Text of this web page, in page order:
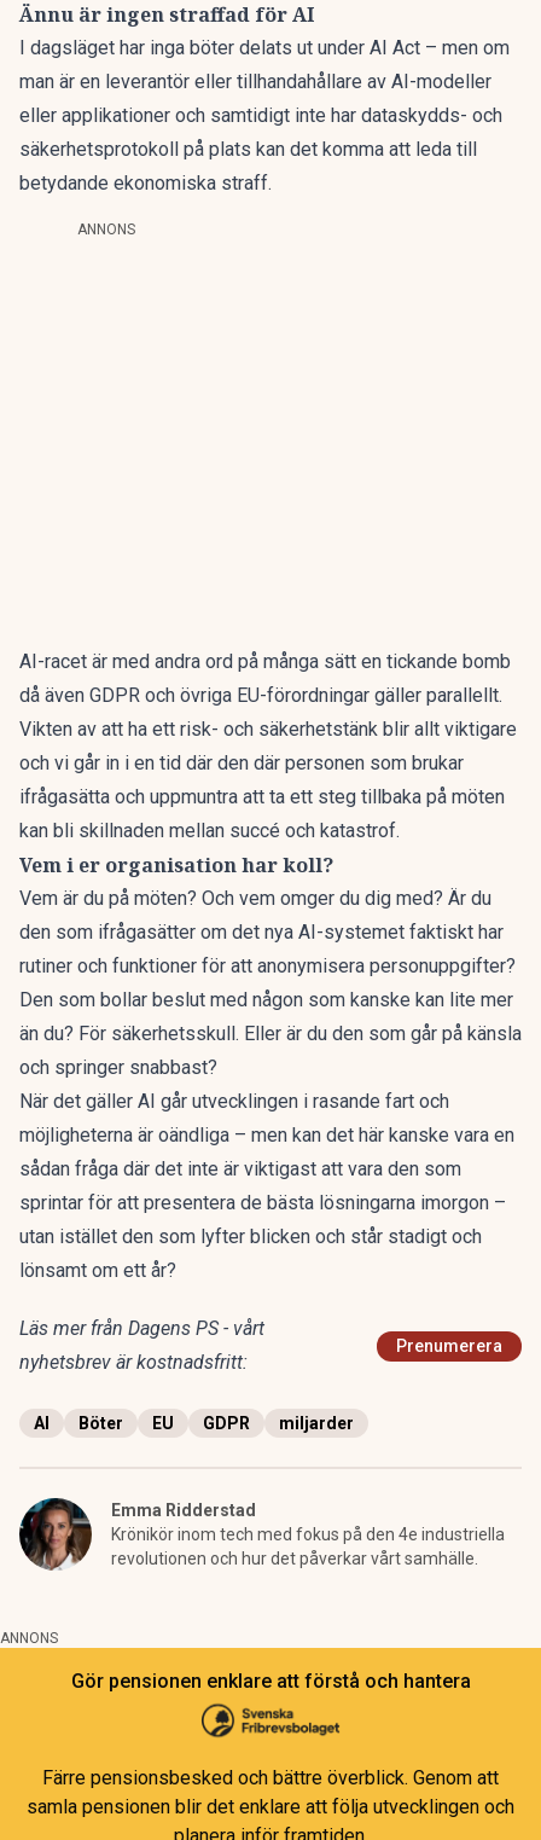
Ännu är ingen straffad för AI
I dagsläget har inga böter delats ut under AI Act – men om
man är en leverantör eller tillhandahållare av AI-modeller
eller applikationer och samtidigt inte har dataskydds- och
säkerhetsprotokoll på plats kan det komma att leda till
betydande ekonomiska straff.
ANNONS
AI-racet är med andra ord på många sätt en tickande bomb
då även GDPR och övriga EU-förordningar gäller parallellt.
Vikten av att ha ett risk- och säkerhetstänk blir allt viktigare
och vi går in i en tid där den där personen som brukar
ifrågasätta och uppmuntra att ta ett steg tillbaka på möten
kan bli skillnaden mellan succé och katastrof.
Vem i er organisation har koll?
Vem är du på möten? Och vem omger du dig med? Är du
den som ifrågasätter om det nya AI-systemet faktiskt har
rutiner och funktioner för att anonymisera personuppgifter?
Den som bollar beslut med någon som kanske kan lite mer
än du? För säkerhetsskull. Eller är du den som går på känsla
och springer snabbast?
När det gäller AI går utvecklingen i rasande fart och
möjligheterna är oändliga – men kan det här kanske vara en
sådan fråga där det inte är viktigast att vara den som
sprintar för att presentera de bästa lösningarna imorgon –
utan istället den som lyfter blicken och står stadigt och
lönsamt om ett år?
Läs mer från Dagens PS - vårt
nyhetsbrev är kostnadsfritt:
Prenumerera
AI Böter EU GDPR miljarder
Emma Ridderstad
Krönikör inom tech med fokus på den 4e industriella
revolutionen och hur det påverkar vårt samhälle.
ANNONS
Gör pensionen enklare att förstå och hantera
Färre pensionsbesked och bättre överblick. Genom att
samla pensionen blir det enklare att följa utvecklingen och